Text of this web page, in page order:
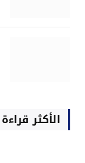
الأكثر قراءة